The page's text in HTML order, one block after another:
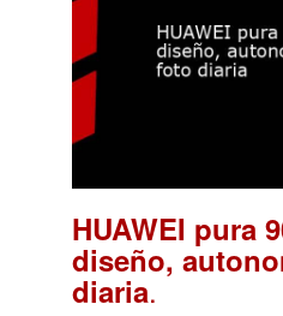
HUAWEI pura
diseño,
diaria.